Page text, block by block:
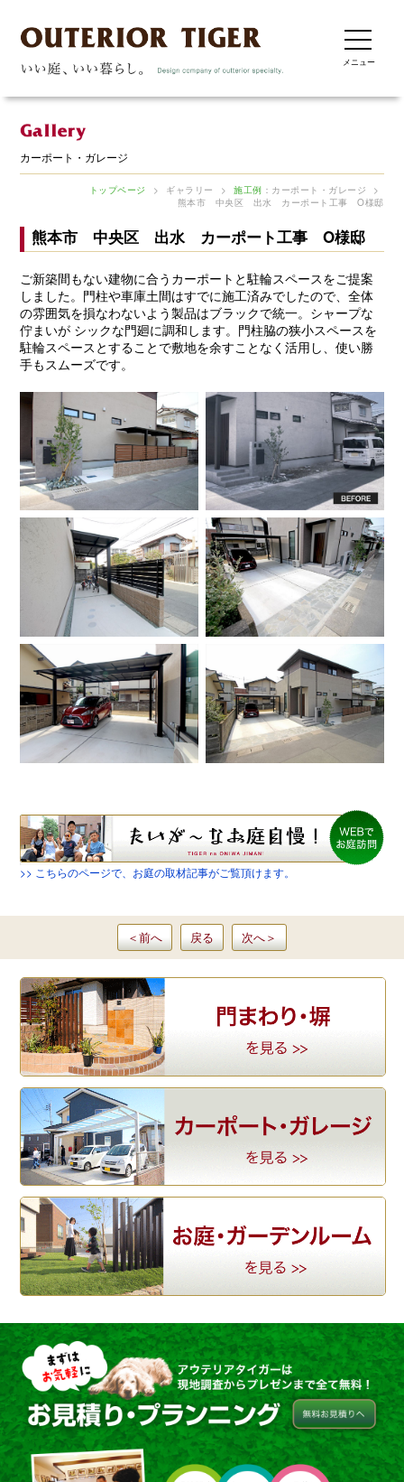
メニュー
カーポート・ガレージ
トップページ > ギャラリー > 施工例 ：カーポート・ガレージ
>
熊本市 中央区 出水 カーポート工事 O様邸
熊本市 中央区 出水 カーポート工事 O様邸
ご新築間もない建物に合うカーポートと駐輪スペースをご提案
しました。門柱や車庫土間はすでに施工済みでしたので、全体
の雰囲気を損なわないよう製品はブラックで統一。シャープな
佇まいが シックな門廻に調和します。門柱脇の狭小スペースを
駐輪スペースとすることで敷地を余すことなく活用し、使い勝
手もスムーズです。
>> こちらのページで、お庭の取材記事がご覧頂けます。
＜前へ 戻る 次へ＞